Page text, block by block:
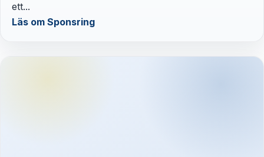
ett...
Läs om Sponsring